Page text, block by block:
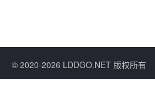
© 2020-2026 LDDGO.NET 版权所有